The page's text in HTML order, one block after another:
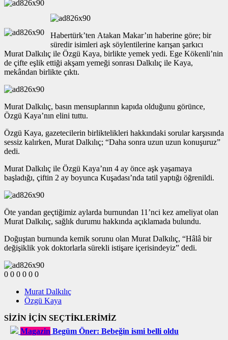
Habertürk’ten Atakan Makar’ın haberine göre; bir
süredir isimleri aşk söylentilerine karışan şarkıcı
Murat Dalkılıç ile Özgü Kaya, birlikte yemek yedi. Ege Kökenli’nin
de çifte eşlik ettiği akşam yemeği sonrası Dalkılıç ile Kaya,
mekândan birlikte çıktı.
Murat Dalkılıç, basın mensuplarının kapıda olduğunu görünce,
Özgü Kaya’nın elini tuttu.
Özgü Kaya, gazetecilerin birliktelikleri hakkındaki sorular karşısında
sessiz kalırken, Murat Dalkılıç; “Daha sonra uzun uzun konuşuruz”
dedi.
Murat Dalkılıç ile Özgü Kaya’nın 4 ay önce aşk yaşamaya
başladığı, çiftin 2 ay boyunca Kuşadası’nda tatil yaptığı öğrenildi.
Öte yandan geçtiğimiz aylarda burnundan 11’nci kez ameliyat olan
Murat Dalkılıç, sağlık durumu hakkında açıklamada bulundu.
Doğuştan burnunda kemik sorunu olan Murat Dalkılıç, “Hâlâ bir
değişiklik yok doktorlarla sürekli istişare içerisindeyiz” dedi.
0 0 0 0 0 0
Murat Dalkılıç
Özgü Kaya
SİZİN İÇİN SEÇTİKLERİMİZ
Magazin Begüm Öner: Bebeğin ismi belli oldu